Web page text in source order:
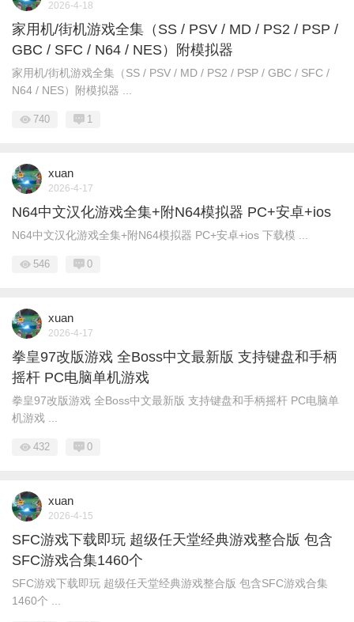
2026-4-18
家用机/街机游戏全集（SS / PSV / MD / PS2 / PSP /
GBC / SFC / N64 / NES）附模拟器
家用机/街机游戏全集（SS / PSV / MD / PS2 / PSP / GBC / SFC /
N64 / NES）附模拟器 ...
740 1
xuan
2026-4-17
N64中文汉化游戏全集+附N64模拟器 PC+安卓+ios
N64中文汉化游戏全集+附N64模拟器 PC+安卓+ios 下载模 ...
546 0
xuan
2026-4-17
拳皇97改版游戏 全Boss中文最新版 支持键盘和手柄
摇杆 PC电脑单机游戏
拳皇97改版游戏 全Boss中文最新版 支持键盘和手柄摇杆 PC电脑单
机游戏 ...
432 0
xuan
2026-4-15
SFC游戏下载即玩 超级任天堂经典游戏整合版 包含
SFC游戏合集1460个
SFC游戏下载即玩 超级任天堂经典游戏整合版 包含SFC游戏合集
1460个 ...